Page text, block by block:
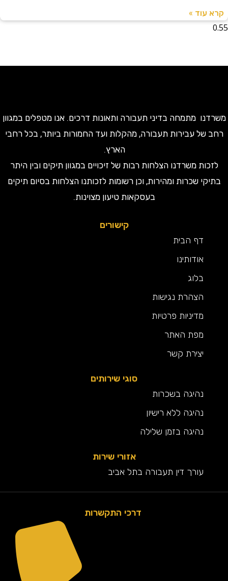
»
מתמחה בדיני תעבורה ותאונות דרכים. אנו מטפלים במגוון
עבירות תעבורה, מהקלות ועד החמורות ביותר, בכל רחבי
הארץ.
משרדנו הצלחות רבות של זיכויים במגוון תיקים ובין היתר
שכרות ומהירות, וכן רשומות לזכותנו הצלחות בסיום תיקים
בעסקאות טיעון מצוינות.
קישורים
דף הבית
אודותינו
הצהרת נגישות
מדיניות פרטיות
מפת האתר
יצירת קשר
סוגי שירותים
נהיגה בשכרות
נהיגה ללא רישיון
נהיגה בזמן שלילה
אזורי שירות
עורך דין תעבורה בתל אביב
דרכי התקשרות